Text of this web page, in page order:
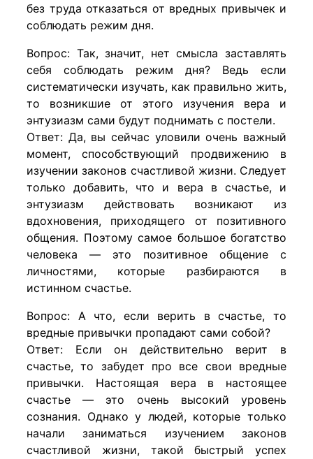
без труда отказаться от вредных привычек и
соблюдать режим дня.
Вопрос: Так, значит, нет смысла заставлять
себя соблюдать режим дня? Ведь если
систематически изучать, как правильно жить,
то возникшие от этого изучения вера и
энтузиазм сами будут поднимать с постели.
Ответ: Да, вы сейчас уловили очень важный
момент, способствующий продвижению в
изучении законов счастливой жизни. Следует
только добавить, что и вера в счастье, и
энтузиазм действовать возникают из
вдохновения, приходящего от позитивного
общения. Поэтому самое большое богатство
человека — это позитивное общение с
личностями, которые разбираются в
истинном счастье.
Вопрос: А что, если верить в счастье, то
вредные привычки пропадают сами собой?
Ответ: Если он действительно верит в
счастье, то забудет про все свои вредные
привычки. Настоящая вера в настоящее
счастье — это очень высокий уровень
сознания. Однако у людей, которые только
начали заниматься изучением законов
счастливой жизни, такой быстрый успех